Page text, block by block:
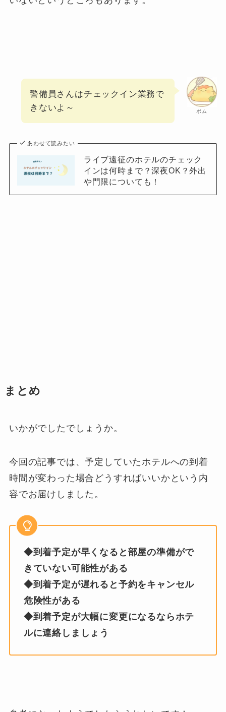
ポム
警備員さんはチェックイン業務で
きないよ～
あわせて読みたい
ライブ遠征のホテルのチェック
インは何時まで？深夜OK？外出
や門限についても！
まとめ
いかがでしたでしょうか。
今回の記事では、予定していたホテルへの到着
時間が変わった場合どうすればいいかという内
容でお届けしました。
◆到着予定が早くなると部屋の準備がで
きていない可能性がある
◆到着予定が遅れると予約をキャンセル
危険性がある
◆到着予定が大幅に変更になるならホテ
ルに連絡しましょう